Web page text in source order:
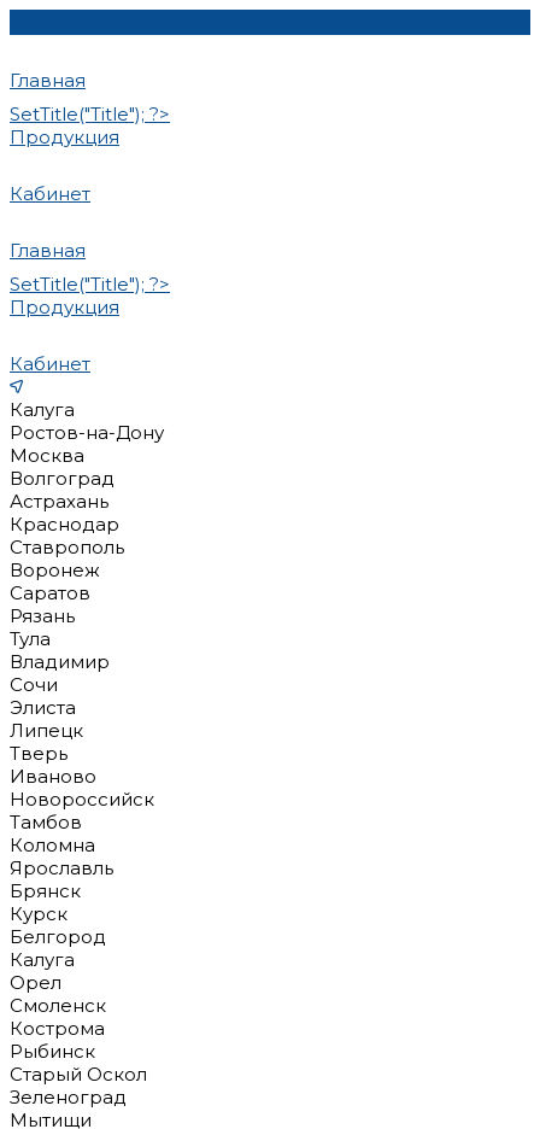
Главная
SetTitle("Title"); ?>
Продукция
Кабинет
Главная
SetTitle("Title"); ?>
Продукция
Кабинет
Калуга
Ростов-на-Дону
Москва
Волгоград
Астрахань
Краснодар
Ставрополь
Воронеж
Саратов
Рязань
Тула
Владимир
Сочи
Элиста
Липецк
Тверь
Иваново
Новороссийск
Тамбов
Коломна
Ярославль
Брянск
Курск
Белгород
Калуга
Орел
Смоленск
Кострома
Рыбинск
Старый Оскол
Зеленоград
Мытищи